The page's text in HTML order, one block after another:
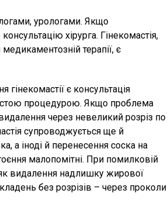
урологами. Якщо
хірурга. Гінекомастія,
терапії, є
є консультація
процедурою. Якщо проблема
через невеликий розріз по
супроводжується ще й
а іноді й перенесення соска на
малопомітні. При помилковій
видалення надлишку жирової
без розрізів – через проколи